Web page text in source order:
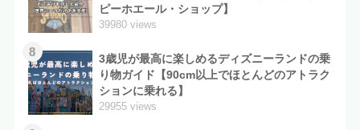
ピーホエール・ショップ】
39980 views
8
3歳児が最高に楽しめるディズニーランドの乗
り物ガイド【90cm以上でほとんどのアトラク
ションに乗れる】
29955 views